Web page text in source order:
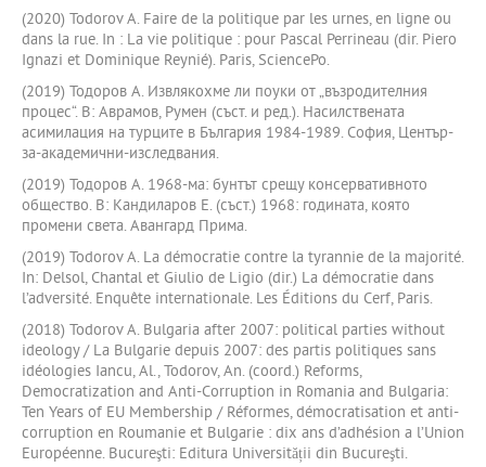
(2020) Todorov A. Faire de la politique par les urnes, en ligne ou
dans la rue. In : La vie politique : pour Pascal Perrineau (dir. Piero
Ignazi et Dominique Reynié). Paris, SciencePo.
(2019) Тодоров А. Извлякохме ли поуки от „възродителния
процес“. В: Аврамов, Румен (съст. и ред.). Насилствената
асимилация на турците в България 1984-1989. София, Център-
за-академични-изследвания.
(2019) Тодоров А. 1968-ма: бунтът срещу консервативното
общество. В: Кандиларов Е. (съст.) 1968: годината, която
промени света. Авангард Прима.
(2019) Todorov A. La démocratie contre la tyrannie de la majorité.
In: Delsol, Chantal et Giulio de Ligio (dir.) La démocratie dans
l’adversité. Enquête internationale. Les Éditions du Cerf, Paris.
(2018) Todorov A. Bulgaria after 2007: political parties without
ideology / La Bulgarie depuis 2007: des partis politiques sans
idéologies Iancu, Al., Todorov, An. (coord.) Reforms,
Democratization and Anti-Corruption in Romania and Bulgaria:
Ten Years of EU Membership / Réformes, démocratisation et anti-
corruption en Roumanie et Bulgarie : dix ans d’adhésion a l’Union
Européenne. Bucureşti: Editura Universității din Bucureşti.